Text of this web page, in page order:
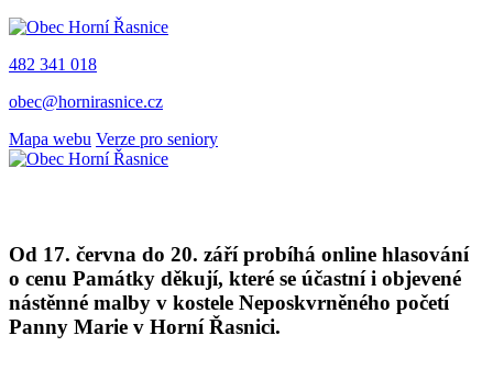
482 341 018
obec@hornirasnice.cz
Mapa webu Verze pro seniory
Od 17. června do 20. září probíhá online hlasování
o cenu Památky děkují, které se účastní i objevené
nástěnné malby v kostele Neposkvrněného početí
Panny Marie v Horní Řasnici.